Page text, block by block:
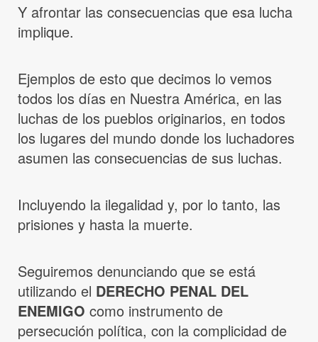
Y afrontar las consecuencias que esa lucha
implique.
Ejemplos de esto que decimos lo vemos
todos los días en Nuestra América, en las
luchas de los pueblos originarios, en todos
los lugares del mundo donde los luchadores
asumen las consecuencias de sus luchas.
Incluyendo la ilegalidad y, por lo tanto, las
prisiones y hasta la muerte.
Seguiremos denunciando que se está
utilizando el DERECHO PENAL DEL
ENEMIGO como instrumento de
persecución política, con la complicidad de